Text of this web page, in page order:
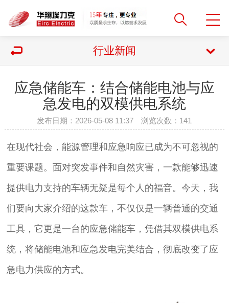
行业新闻
应急储能车：结合储能电池与应
急发电的双模供电系统
发布日期：2026-05-08 11:37 浏览次数： 141
在现代社会，能源管理和应急响应已成为不可忽视的
重要课题。面对突发事件和自然灾害，一款能够迅速
提供电力支持的车辆无疑是每个人的福音。今天，我
们要向大家介绍的这款车，不仅仅是一辆普通的交通
工具，它更是一台的应急储能车，凭借其双模供电系
统，将储能电池和应急发电完美结合，彻底改变了应
急电力供应的方式。